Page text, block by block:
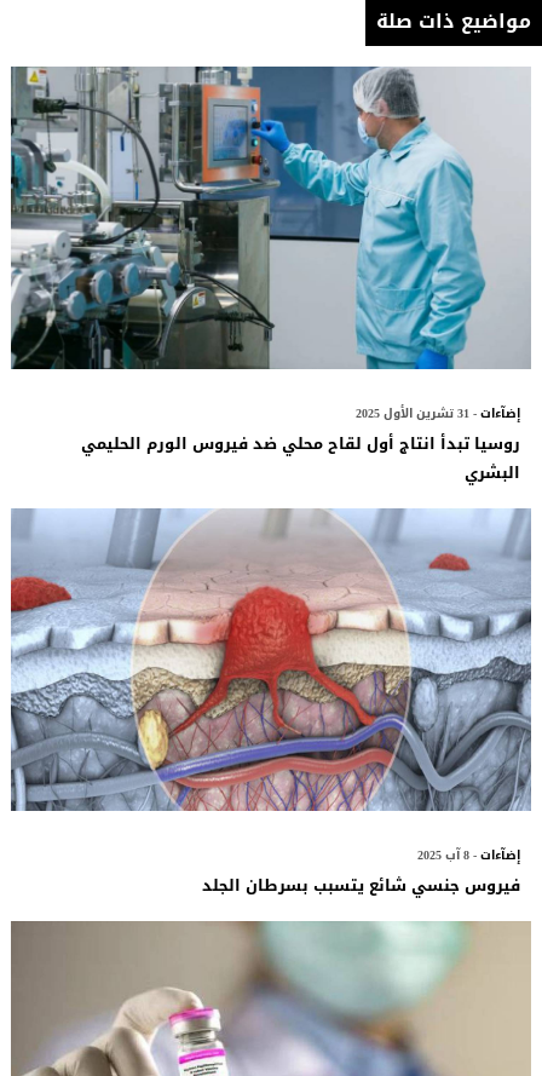
مواضيع ذات صلة
إضآءات- 31 تشرين الأول 2025
روسيا تبدأ انتاج أول لقاح محلي ضد فيروس الورم الحليمي
البشري
إضآءات- 8 آب 2025
فيروس جنسي شائع يتسبب بسرطان الجلد